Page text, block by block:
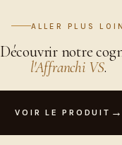
ALLER PLUS LOIN
Découvrir notre
l'Affranchi VS.
VOIR LE PRODUIT